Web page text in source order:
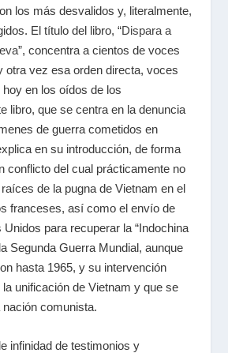
los más desvalidos y, literalmente,
El título del libro, “Dispara a
”, concentra a cientos de voces
otra vez esa orden directa, voces
en los oídos de los
libro, que se centra en la denuncia
de guerra cometidos en
en su introducción, de forma
conflicto del cual prácticamente no
de la pugna de Vietnam en el
franceses, así como el envío de
para recuperar la “Indochina
Segunda Guerra Mundial, aunque
hasta 1965, y su intervención
unificación de Vietnam y que se
comunista.
infinidad de testimonios y